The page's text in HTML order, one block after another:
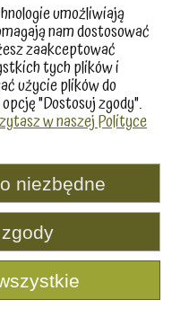
umożliwiają
nam dostosować
zaakceptować
tych plików i
użycie plików do
"Dostosuj zgody".
w naszej Polityce
niezbędne